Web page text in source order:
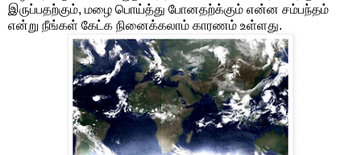
இருப்பதற்கும், மழை பொய்த்து போனதற்க்கும் என்ன சம்பந்தம்
என்று நீங்கள் கேட்க நினைக்கலாம் காரணம் உள்ளது.